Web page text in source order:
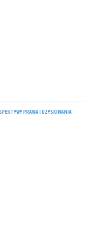
PRAWA I UZYSKIWANIA